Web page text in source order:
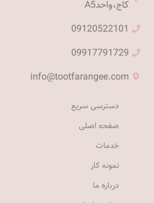
کاج،واحدA5
09120522101
09917791729
info@tootfarangee.com
دسترسی سریع
صفحه اصلی
خدمات
نمونه کار
درباره ما